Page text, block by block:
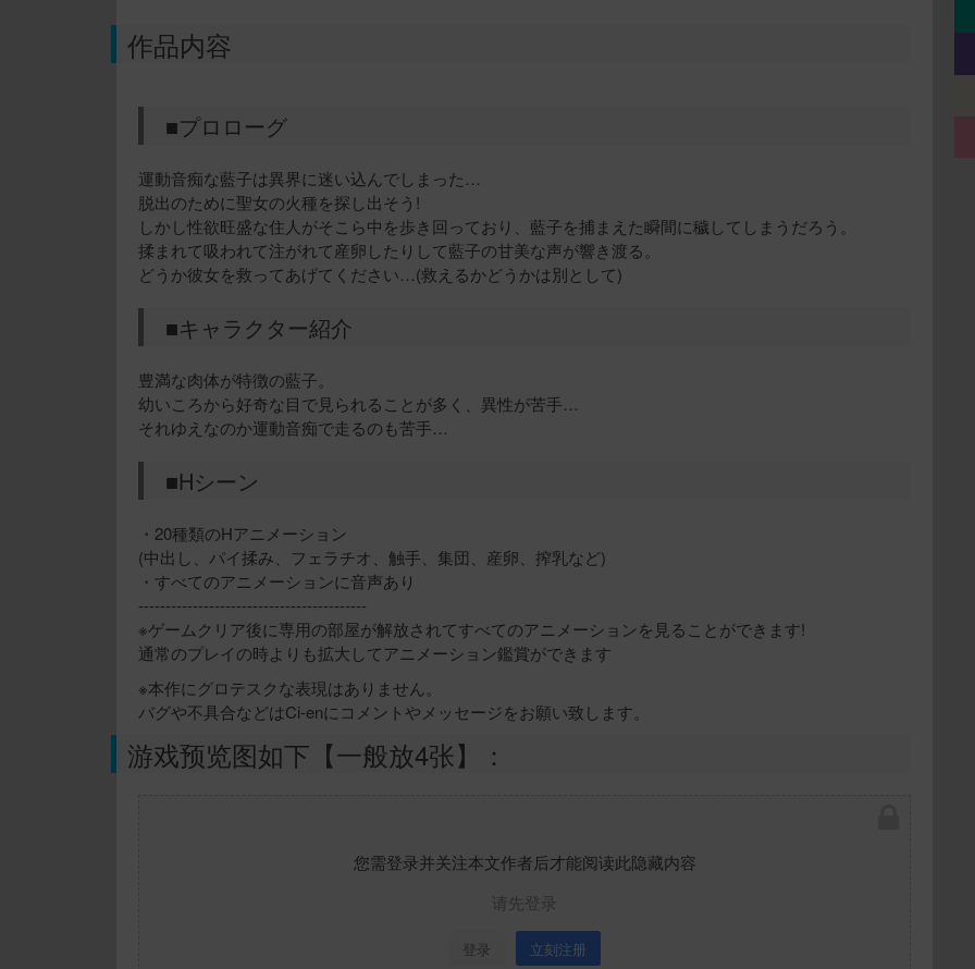
作品内容
■プロローグ
運動音痴な藍子は異界に迷い込んでしまった…
脱出のために聖女の火種を探し出そう!
しかし性欲旺盛な住人がそこら中を歩き回っており、藍子を捕まえた瞬間に穢してしまうだろう。
揉まれて吸われて注がれて産卵したりして藍子の甘美な声が響き渡る。
どうか彼女を救ってあげてください…(救えるかどうかは別として)
■キャラクター紹介
豊満な肉体が特徴の藍子。
幼いころから好奇な目で見られることが多く、異性が苦手…
それゆえなのか運動音痴で走るのも苦手…
■Hシーン
・20種類のHアニメーション
(中出し、パイ揉み、フェラチオ、触手、集団、産卵、搾乳など)
・すべてのアニメーションに音声あり
------------------------------------------
※ゲームクリア後に専用の部屋が解放されてすべてのアニメーションを見ることができます!
通常のプレイの時よりも拡大してアニメーション鑑賞ができます
※本作にグロテスクな表現はありません。
バグや不具合などはCi-enにコメントやメッセージをお願い致します。
游戏预览图如下【一般放4张】：
您需登录并关注本文作者后才能阅读此隐藏内容
请先登录
登录 立刻注册